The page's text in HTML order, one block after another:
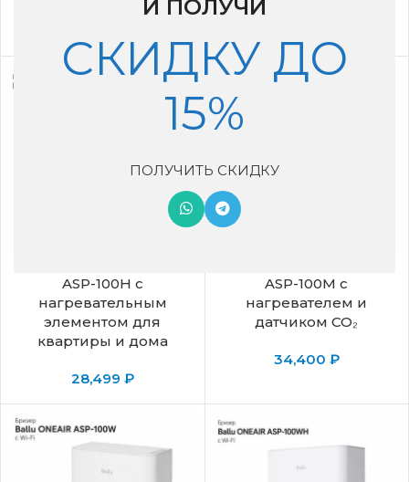
И ПОЛУЧИ
СКИДКУ ДО
15%
ПОЛУЧИТЬ СКИДКУ
ASP-100H с
нагревательным
элементом для
квартиры и дома
28,499 ₽
ASP-100M с
нагревателем и
датчиком CO₂
34,400 ₽